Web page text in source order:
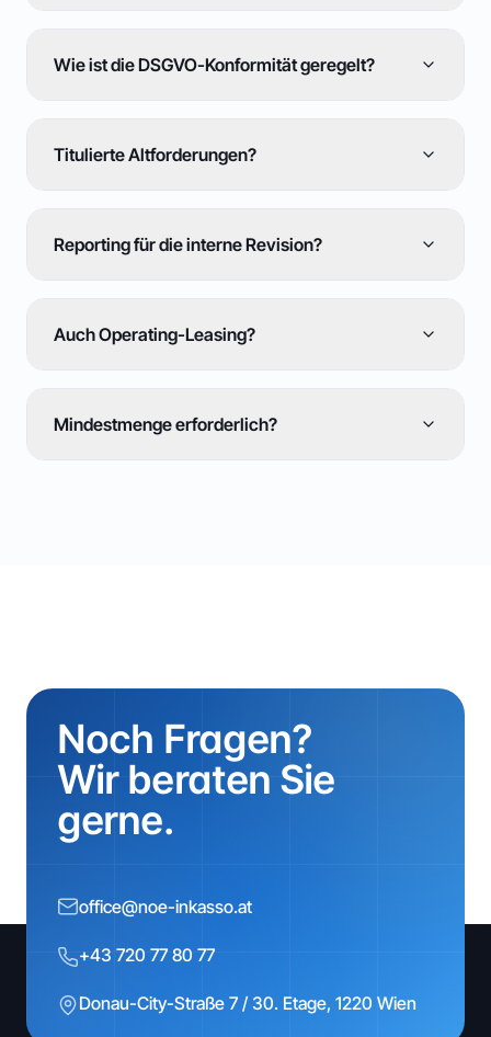
Wie ist die DSGVO-Konformität geregelt?
Titulierte Altforderungen?
Reporting für die interne Revision?
Auch Operating-Leasing?
Mindestmenge erforderlich?
Noch Fragen?
Wir beraten Sie
gerne.
office@noe-inkasso.at
+43 720 77 80 77
Donau-City-Straße 7 / 30. Etage, 1220 Wien